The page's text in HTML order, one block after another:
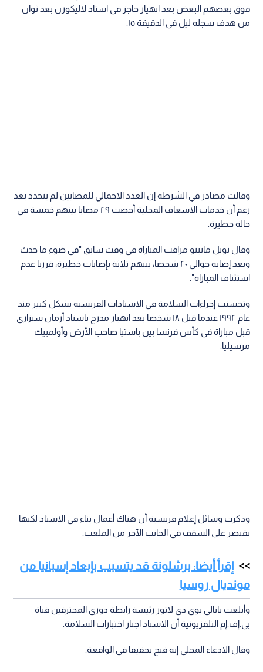
فوق بعضهم البعض بعد انهيار حاجز في استاد لاليكورن بعد ثوان
من هدف سجله ليل في الدقيقة ١٥.
وقالت مصادر في الشرطة إن العدد الاجمالي للمصابين لم يتحدد بعد
رغم أن خدمات الاسعاف المحلية أحصت ٢٩ مصابا بينهم خمسة في
حالة خطيرة.
وقال نويل مانينو مراقب المباراة في وقت سابق "في ضوء ما حدث
وبعد إصابة حوالي ٢٠ شخصا، بينهم ثلاثة بإصابات خطيرة، قررنا عدم
استئناف المباراة".
وتحسنت إجراءات السلامة في الاستادات الفرنسية بشكل كبير منذ
عام ١٩٩٢ عندما قتل ١٨ شخصا بعد انهيار مدرج باستاد أرمان سيزاري
قبل مباراة في كأس فرنسا بين باستيا صاحب الأرض وأولمبيك
مرسيليا.
وذكرت وسائل إعلام فرنسية أن هناك أعمال بناء في الاستاد لكنها
تقتصر على السقف في الجانب الآخر من الملعب.
إقرأ أيضا: برشلونة قد يتسبب بإبعاد إسبانيا من
مونديال روسيا
وأبلغت ناتالي بوي دي لاتور رئيسة رابطة دوري المحترفين قناة
بي.إف.إم التلفزيونية أن الاستاد اجتاز اختبارات السلامة.
وقال الادعاء المحلي إنه فتح تحقيقا في الواقعة.